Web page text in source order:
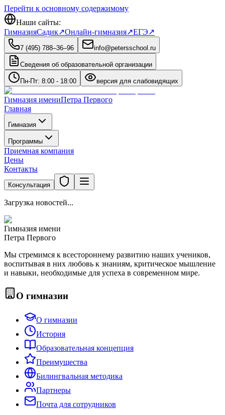
Перейти к основному содержимому
Наши сайты:
ГимназияСадик↗Онлайн-гимназия↗ЕГЭ↗
7 (495) 788‒36‒96 info@petersschool.ru
Сведения об образовательной организации
Пн-Пт: 8:00 - 18:00 версия для слабовидящих
Гимназия имениПетра Первого
Главная
Гимназия
Программы
Приемная компания
Цены
Контакты
Консультация
Загрузка новостей...
Гимназия имени
Петра Первого
Мы стремимся к всестороннему развитию наших учеников,
воспитывая в них любовь к знаниям, критическое мышление
и навыки, необходимые для успеха в современном мире.
О гимназии
О гимназии
История
Образовательная концепция
Преимущества
Билингвальная методика
Партнеры
Почта для сотрудников